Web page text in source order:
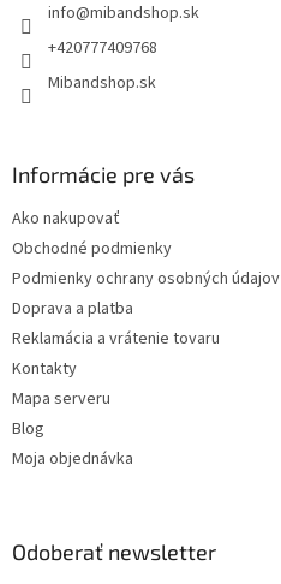
info@mibandshop.sk
+420777409768
Mibandshop.sk
Informácie pre vás
Ako nakupovať
Obchodné podmienky
Podmienky ochrany osobných údajov
Doprava a platba
Reklamácia a vrátenie tovaru
Kontakty
Mapa serveru
Blog
Moja objednávka
Odoberať newsletter